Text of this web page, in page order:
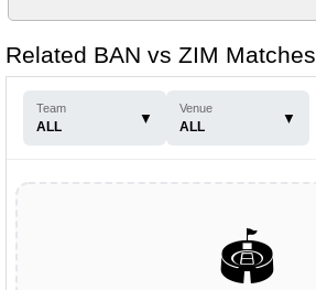
Related BAN vs ZIM Matches
Team
ALL
▼
Venue
ALL
▼
🏟️